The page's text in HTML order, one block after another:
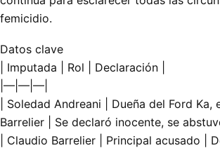
femicidio.
Datos clave
| Imputada | Rol | Declaración |
|—|—|—|
| Soledad Andreani | Dueña del Ford Ka,
Barrelier | Se declaró inocente, se
| Claudio Barrelier | Principal acusado |